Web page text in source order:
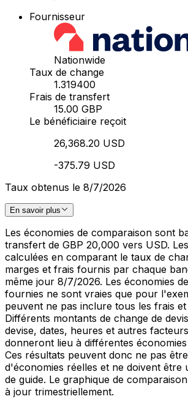
Fournisseur
Nationwide
Taux de change
1.319400
Frais de transfert
15.00 GBP
Le bénéficiaire reçoit
26,368.20 USD
-375.79 USD
Taux obtenus le 8/7/2026
En savoir plus
Les économies de comparaison sont
transfert de GBP 20,000 vers USD.
calculées en comparant le taux de
marges et frais fournis par chaque
même jour 8/7/2026. Les économies
fournies ne sont vraies que pour
peuvent ne pas inclure tous les frais
Différents montants de change de
devise, dates, heures et autres
donneront lieu à différentes
Ces résultats peuvent donc ne pas
d'économies réelles et ne doivent être
de guide. Le graphique de
à jour trimestriellement.